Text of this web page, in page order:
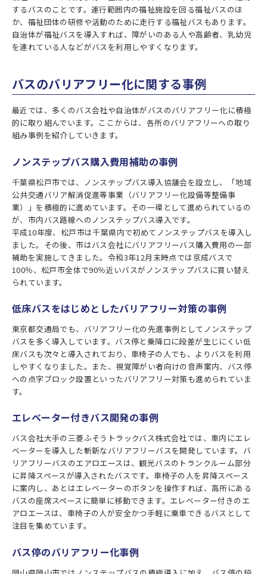
するバスのことです。運行範囲内の福祉施設を回る福祉バスのほ
か、福祉団体の研修や活動のために走行する福祉バスもあります。
自治体が福祉バスを導入すれば、障がいのある人や高齢者、乳幼児
を連れている人などがバスを利用しやすくなります。
バスのバリアフリー化に関する事例
最近では、多くのバス会社や自治体がバスのバリアフリー化に積極
的に取り組んでいます。ここからは、各所のバリアフリーへの取り
組み事例を紹介していきます。
ノンステップバス購入費用補助の事例
千葉県松戸市では、ノンステップバス導入協議会を設立し、「地域
公共交通バリア解消促進等事業（バリアフリー化設備等整備事
業）」を積極的に進めています。その一環として進められているの
が、市内バス路線へのノンステップバス導入です。
平成10年度、松戸市は千葉県内で初めてノンステップバスを導入し
ました。その後、市はバス会社にバリアフリーバス購入費用の一部
補助を実施してきました。令和3年12月末時点では京成バスで
100％、松戸市全体で90％近いバスがノンステップバスに買い替え
られています。
低床バスをはじめとしたバリアフリー対策の事例
東京都交通局でも、バリアフリー化の先進事例としてノンステップ
バスを多く導入しています。バス停と乗降口に段差が生じにくい低
床バスも次々と導入されており、車椅子の人でも、よりバスを利用
しやすくなりました。また、視覚障がい者向けの音声案内、バス停
への点字ブロック設置といったバリアフリー対策も進められていま
す。
エレベーター付きバス開発の事例
バス会社大手の三菱ふそうトラックバス株式会社では、車内にエレ
ベーターを導入した斬新なバリアフリーバスを開発しています。バ
リアフリーバスのエアロエースは、観光バスのトランクルーム部分
に昇降スペースが導入されたバスです。車椅子の人を昇降スペース
に案内し、あとはエレベーターのボタンを操作すれば、高所にある
バスの座席スペースに簡単に移動できます。エレベーター付きのエ
アロエースは、車椅子の人が安全かつ手軽に乗車できるバスとして
注目を集めています。
バス停のバリアフリー化事例